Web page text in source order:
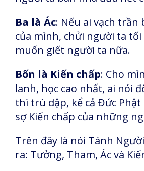
Ba là Ác: Nếu ai vạch trần
của mình, chửi người ta tối
muốn giết người ta nữa.
Bốn là Kiến chấp: Cho
lanh, học cao nhất, ai nói
thì trù dập, kể cả Đức
sợ Kiến chấp của những
Trên đây là nói Tánh
ra: Tưởng, Tham, Ác và